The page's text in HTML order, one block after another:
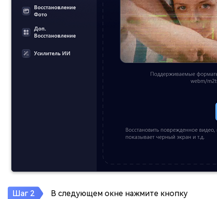
В следующем окне нажмите кнопку